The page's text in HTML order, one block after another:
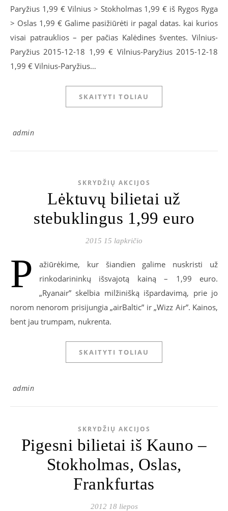
Paryžius 1,99 € Vilnius > Stokholmas 1,99 € iš Rygos Ryga
> Oslas 1,99 € Galime pasižiūrėti ir pagal datas. kai kurios
visai patrauklios – per pačias Kalėdines šventes. Vilnius-
Paryžius 2015-12-18 1,99 € Vilnius-Paryžius 2015-12-18
1,99 € Vilnius-Paryžius…
SKAITYTI TOLIAU
admin
SKRYDŽIŲ AKCIJOS
Lėktuvų bilietai už
stebuklingus 1,99 euro
2015 15 lapkričio
P
ažiūrėkime, kur šiandien galime nuskristi už
rinkodarininkų išsvajotą kainą – 1,99 euro.
„Ryanair” skelbia milžinišką išpardavimą, prie jo
norom nenorom prisijungia „airBaltic” ir „Wizz Air”. Kainos,
bent jau trumpam, nukrenta.
SKAITYTI TOLIAU
admin
SKRYDŽIŲ AKCIJOS
Pigesni bilietai iš Kauno –
Stokholmas, Oslas,
Frankfurtas
2012 18 liepos